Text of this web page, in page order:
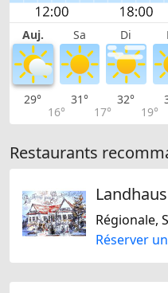
Auj. Sa Di
29°
16°
31°
17°
32°
19°
Restaurants
Régionale,
Réserver